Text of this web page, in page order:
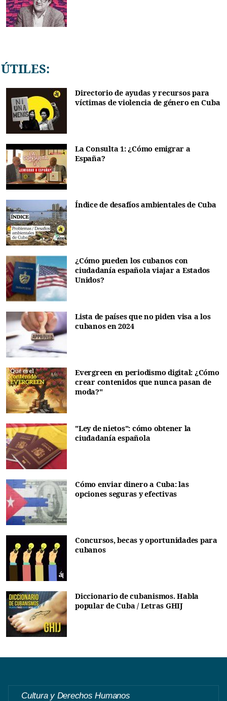
ÚTILES:
Directorio de ayudas y recursos para
víctimas de violencia de género en Cuba
La Consulta 1: ¿Cómo emigrar a
España?
Índice de desafíos ambientales de Cuba
¿Cómo pueden los cubanos con
ciudadanía española viajar a Estados
Unidos?
Lista de países que no piden visa a los
cubanos en 2024
Evergreen en periodismo digital: ¿Cómo
crear contenidos que nunca pasan de
moda?"
"Ley de nietos": cómo obtener la
ciudadanía española
Cómo enviar dinero a Cuba: las
opciones seguras y efectivas
Concursos, becas y oportunidades para
cubanos
Diccionario de cubanismos. Habla
popular de Cuba / Letras GHIJ
Cultura y Derechos Humanos